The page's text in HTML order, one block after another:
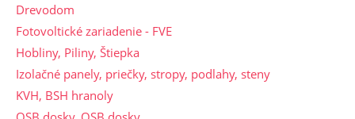
Drevodom
Fotovoltické zariadenie - FVE
Hobliny, Piliny, Štiepka
Izolačné panely, priečky, stropy, podlahy, steny
KVH, BSH hranoly